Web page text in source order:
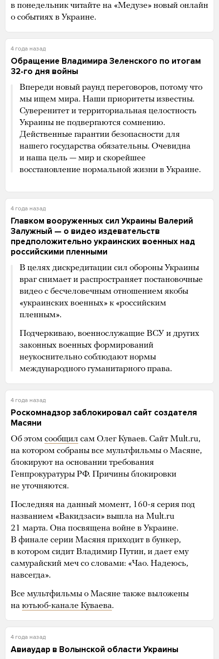
в понедельник читайте на «Медузе» новый онлайн
о событиях в Украине.
4 года назад
Обращение Владимира Зеленского по итогам
32-го дня войны
Впереди новый раунд переговоров, потому что
мы ищем мира. Наши приоритеты известны.
Суверенитет и территориальная целостность
Украины не подвергаются сомнению.
Действенные гарантии безопасности для
нашего государства обязательны. Очевидна
и наша цель — мир и скорейшее
восстановление нормальной жизни в Украине.
4 года назад
Главком вооруженных сил Украины Валерий
Залужный — о видео издевательств
предположительно украинских военных над
российскими пленными
В целях дискредитации сил обороны Украины
враг снимает и распространяет постановочные
видео с бесчеловечным отношением якобы
«украинских военных» к «российским
пленным».
Подчеркиваю, военнослужащие ВСУ и других
законных военных формирований
неукоснительно соблюдают нормы
международного гуманитарного права.
4 года назад
Роскомнадзор заблокировал сайт создателя
Масяни
Об этом сообщил сам Олег Куваев. Сайт Mult.ru,
на котором собраны все мультфильмы о Масяне,
блокируют на основании требования
Генпрокуратуры РФ. Причины блокировки
не уточняются.
Последняя на данный момент, 160-я серия под
названием «Вакидзаси» вышла на Mult.ru
21 марта. Она посвящена войне в Украине.
В финале серии Масяня приходит в бункер,
в котором сидит Владимир Путин, и дает ему
самурайский меч со словами: «Чао. Надеюсь,
навсегда».
Все мультфильмы о Масяне также выложены
на ютьюб-канале Куваева.
4 года назад
Авиаудар в Волынской области Украины